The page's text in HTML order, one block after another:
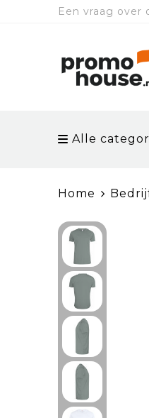
Een vraag over
Alle
Home